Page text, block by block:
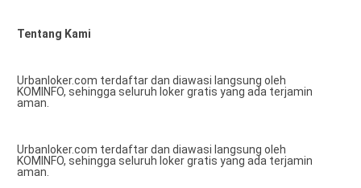
Tentang Kami
Urbanloker.com terdaftar dan diawasi langsung oleh
KOMINFO, sehingga seluruh loker gratis yang ada terjamin
aman.
Urbanloker.com terdaftar dan diawasi langsung oleh
KOMINFO, sehingga seluruh loker gratis yang ada terjamin
aman.